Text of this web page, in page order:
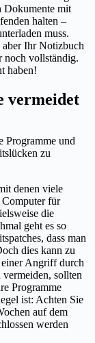
Dokumente mit
halten –
muss.
Ihr Notizbuch
noch vollständig.
haben!
vermeidet
Programme und
zu
denen viele
für
die
geht es so
dass man
dies kann zu
Angriff durch
sollten
Programme
ist: Achten Sie
auf dem
werden